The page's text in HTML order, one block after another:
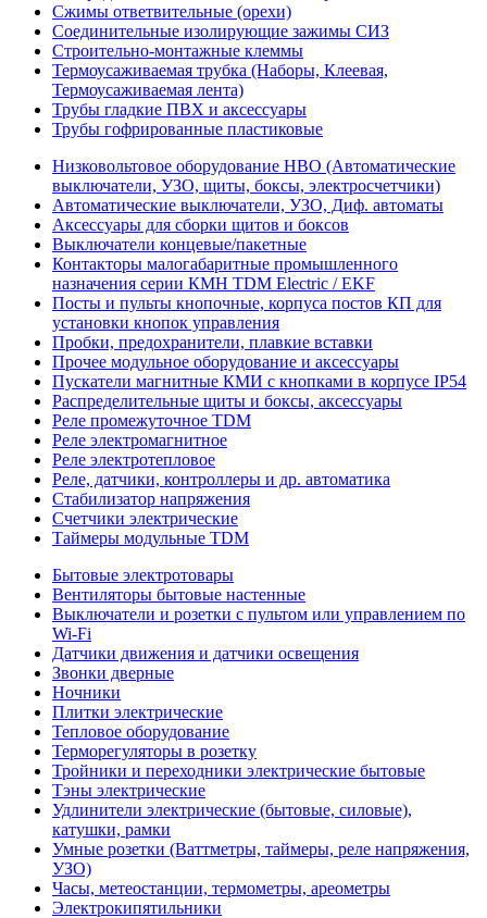
Сжимы ответвительные (орехи)
Соединительные изолирующие зажимы СИЗ
Строительно-монтажные клеммы
Термоусаживаемая трубка (Наборы, Клеевая,
Термоусаживаемая лента)
Трубы гладкие ПВХ и аксессуары
Трубы гофрированные пластиковые
Низковольтовое оборудование НВО (Автоматические
выключатели, УЗО, щиты, боксы, электросчетчики)
Автоматические выключатели, УЗО, Диф. автоматы
Аксессуары для сборки щитов и боксов
Выключатели концевые/пакетные
Контакторы малогабаритные промышленного
назначения серии КМН TDM Electric / EKF
Посты и пульты кнопочные, корпуса постов КП для
установки кнопок управления
Пробки, предохранители, плавкие вставки
Прочее модульное оборудование и аксессуары
Пускатели магнитные КМИ с кнопками в корпусе IP54
Распределительные щиты и боксы, аксессуары
Реле промежуточное TDM
Реле электромагнитное
Реле электротепловое
Реле, датчики, контроллеры и др. автоматика
Стабилизатор напряжения
Счетчики электрические
Таймеры модульные TDM
Бытовые электротовары
Вентиляторы бытовые настенные
Выключатели и розетки с пультом или управлением по
Wi-Fi
Датчики движения и датчики освещения
Звонки дверные
Ночники
Плитки электрические
Тепловое оборудование
Терморегуляторы в розетку
Тройники и переходники электрические бытовые
Тэны электрические
Удлинители электрические (бытовые, силовые),
катушки, рамки
Умные розетки (Ваттметры, таймеры, реле напряжения,
УЗО)
Часы, метеостанции, термометры, ареометры
Электрокипятильники